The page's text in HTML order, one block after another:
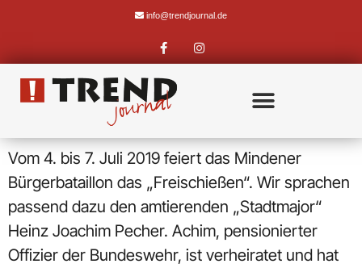
info@trendjournal.de
Vom 4. bis 7. Juli 2019 feiert das Mindener
Bürgerbataillon das „Freischießen“. Wir sprachen
passend dazu den amtierenden „Stadtmajor“
Heinz Joachim Pecher. Achim, pensionierter
Offizier der Bundeswehr, ist verheiratet und hat